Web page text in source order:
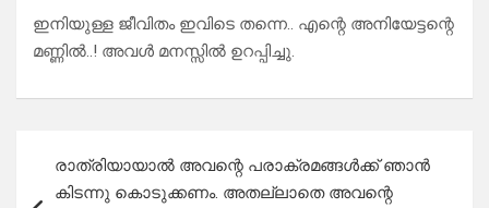
ഇനിയുള്ള ജീവിതം ഇവിടെ തന്നെ.. എന്റെ അനിയേട്ടന്റെ
മണ്ണിൽ..! അവൾ മനസ്സിൽ ഉറപ്പിച്ചു.
navigation
രാത്രിയായാൽ അവന്റെ പരാക്രമങ്ങൾക്ക് ഞാൻ
കിടന്നു കൊടുക്കണം. അതല്ലാതെ അവന്റെ